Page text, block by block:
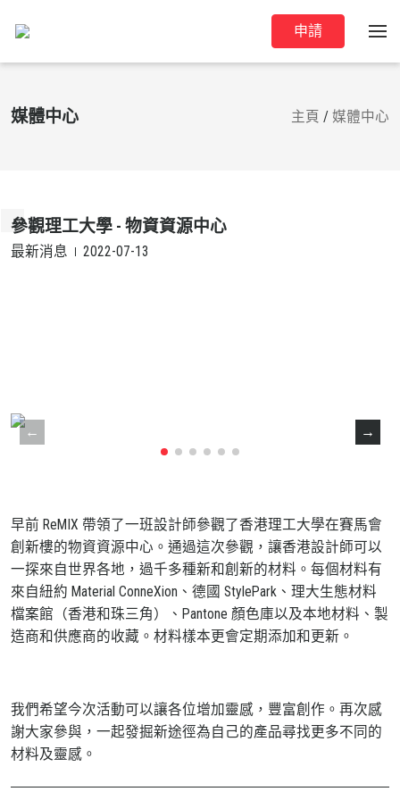
申請
媒體中心 主頁 / 媒體中心
參觀理工大學 - 物資資源中心
最新消息 2022-07-13
早前 ReMIX 帶領了一班設計師參觀了香港理工大學在賽馬會
創新樓的物資資源中心。通過這次參觀，讓香港設計師可以
一探來自世界各地，過千多種新和創新的材料。每個材料有
來自紐約 Material ConneXion、德國 StylePark、理大生態材料
檔案館（香港和珠三角）、Pantone 顏色庫以及本地材料、製
造商和供應商的收藏。材料樣本更會定期添加和更新。
我們希望今次活動可以讓各位增加靈感，豐富創作。再次感
謝大家參與，一起發掘新途徑為自己的產品尋找更多不同的
材料及靈感。